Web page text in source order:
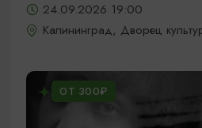
24.09.2026 19:00
Калининград, Дворец
ОТ 300₽